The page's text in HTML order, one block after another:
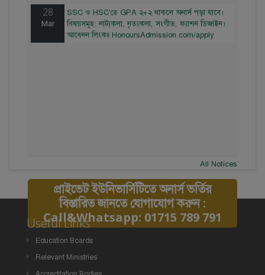
28
Mar
SSC ও HSC'তে GPA ২+২ থাকলে অনার্স পড়া যাবে।
বিষয়সমূহ: নাট্যকলা, নৃত্যকলা, সংগীত, ফ্যাশন ডিজাইন।
আবেদন লিংকঃ HonoursAdmission.com/apply
All Notices
প্রাইভেট ইউনিভার্সিটিতে অনার্স ভর্তির
বিস্তারিত জানতে যোগাযোগ করুন :
Call&Whatsapp: 01715 789 791
Useful Links
Education Boards
Relevant Ministries